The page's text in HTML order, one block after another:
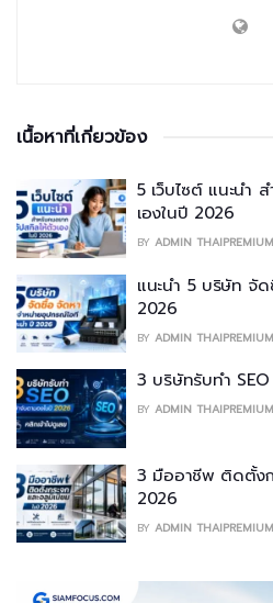
เนื้อหาที่เกี่ยวข้อง
5 เว็บไซต์ แนะนำ
เองในปี 2026
BY ADMIN
แนะนำ 5 บริษัท จั
2026
BY ADMIN
3 บริษัทรับทำ
BY ADMIN
3 มืออาชีพ ติดตั้งก
2026
BY ADMIN